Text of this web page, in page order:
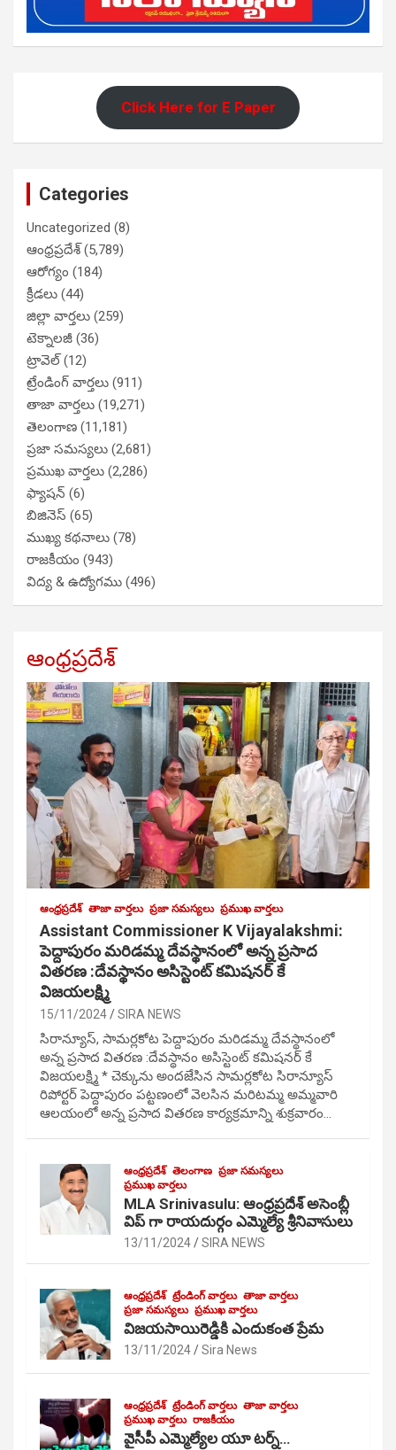
Click Here for E Paper
Categories
Uncategorized (8)
ఆంధ్రప్రదేశ్(5,789)
ఆరోగ్యం (184)
క్రీడలు (44)
జిల్లా వార్తలు (259)
టెక్నాలజీ (36)
ట్రావెల్(12)
ట్రేండింగ్ వార్తలు (911)
తాజా వార్తలు (19,271)
తెలంగాణ (11,181)
ప్రజా సమస్యలు (2,681)
ప్రముఖ వార్తలు (2,286)
ఫ్యాషన్ (6)
బిజినెస్ (65)
ముఖ్య కథనాలు (78)
రాజకీయం (943)
విద్య & ఉద్యోగము (496)
ఆంధ్రప్రదేశ్
ఆంధ్రప్రదేశ్ తాజా వార్తలు ప్రజా సమస్యలు ప్రముఖ వార్తలు
Assistant Commissioner K Vijayalakshmi:
పెద్దాపురం మరిడమ్మ దేవస్థానంలో అన్న ప్రసాద
వితరణ :దేవస్థానం అసిస్టెంట్ కమిషనర్ కే
విజయలక్ష్మి
15/11/2024 SIRA NEWS
సిరాన్యూస్, సామర్లకోట పెద్దాపురం మరిడమ్మ దేవస్థానంలో
అన్న ప్రసాద వితరణ :దేవస్థానం అసిస్టెంట్ కమిషనర్ కే
విజయలక్ష్మి * చెక్కును అందజేసిన సామర్లకోట సిరాన్యూస్
రిపోర్టర్ పెద్దాపురం పట్టణంలో వెలసిన మరిటమ్మ అమ్మవారి
ఆలయంలో అన్న ప్రసాద వితరణ కార్యక్రమాన్ని శుక్రవారం…
ఆంధ్రప్రదేశ్ తెలంగాణ ప్రజా సమస్యలు
ప్రముఖ వార్తలు
MLA Srinivasulu: ఆంధ్రప్రదేశ్ అసెంబ్లీ
విప్ గా రాయదుర్గం ఎమ్మెల్యే శ్రీనివాసులు
13/11/2024 SIRA NEWS
ఆంధ్రప్రదేశ్ ట్రేండింగ్ వార్తలు తాజా వార్తలు
ప్రజా సమస్యలు ప్రముఖ వార్తలు
విజయసాయిరెడ్డికి ఎందుకంత ప్రేమ
13/11/2024 Sira News
ఆంధ్రప్రదేశ్ ట్రేండింగ్ వార్తలు తాజా వార్తలు
ప్రముఖ వార్తలు రాజకీయం
వైసీపీ ఎమ్మెల్యేల యూ టర్న్…